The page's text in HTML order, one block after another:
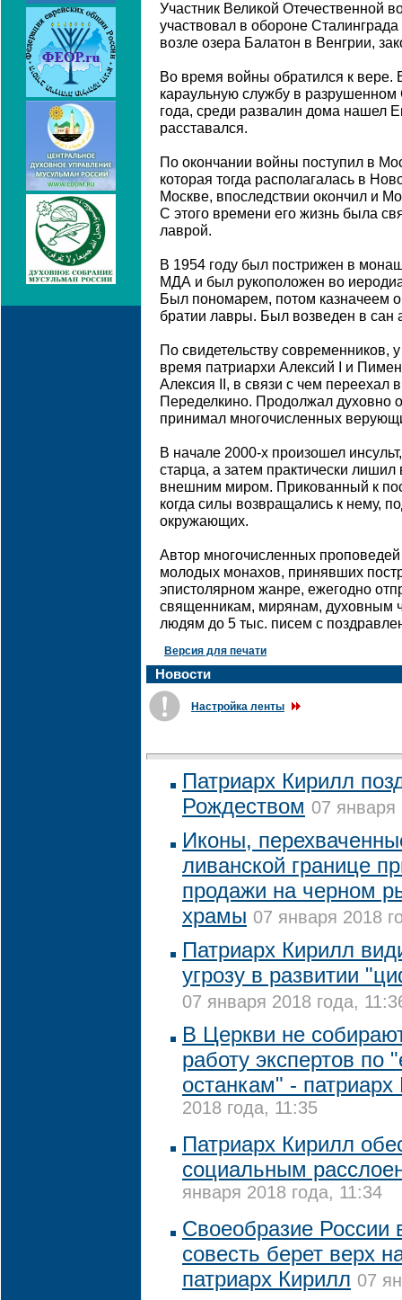
Участник Великой Отечественной
участвовал в обороне
возле озера Балатон в Венгрии,
Во время войны обратился к вере.
караульную службу в
года, среди развалин дома нашел
расставался.
По окончании войны поступил в
которая тогда располагалась в
Москве, впоследствии окончил и
С этого времени его жизнь была
лаврой.
В 1954 году был пострижен в
МДА и был рукоположен во
Был пономарем, потом казначеем
братии лавры. Был возведен в сан
По свидетельству современников,
время патриархи Алексий I и
Алексия II, в связи с чем переехал
Переделкино. Продолжал духовно
принимал многочисленных
В начале 2000-х произошел
старца, а затем практически
внешним миром. Прикованный к
когда силы возвращались к нему,
окружающих.
Автор многочисленных
молодых монахов, принявших
эпистолярном жанре, ежегодно
священникам, мирянам, духовным
людям до 5 тыс. писем с
Версия для печати
Новости
Настройка ленты
Патриарх Кирилл
Рождеством 07 января
Иконы,
ливанской границе
продажи на черном
храмы 07 января 2018
Патриарх Кирилл
угрозу в развитии
07 января 2018 года,
В Церкви не
работу экспертов по
останкам" - патриарх
2018 года, 11:35
Патриарх Кирилл
социальным
января 2018 года, 11:34
Своеобразие России
совесть берет верх
патриарх Кирилл 07